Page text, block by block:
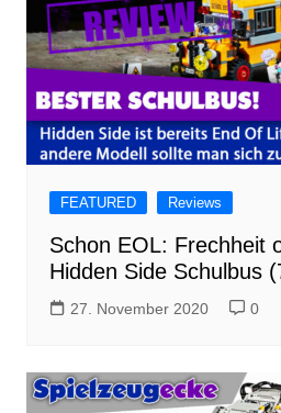
FEATURED Reviews
Schon EOL: Frechheit
Hidden Side Schulbus
27. November 2020 0